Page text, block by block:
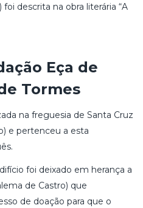
descrita na obra literária “A
Eça de
Tormes
na freguesia de Santa Cruz
e pertenceu a esta
foi deixado em herança a
de Castro) que
de doação para que o